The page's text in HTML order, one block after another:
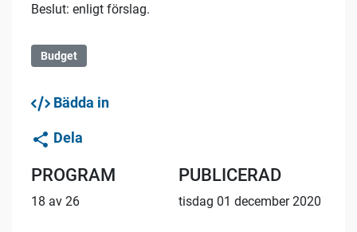
Beslut: enligt förslag.
Budget
Bädda in
Dela
PROGRAM
18 av 26
PUBLICERAD
tisdag 01 december 2020